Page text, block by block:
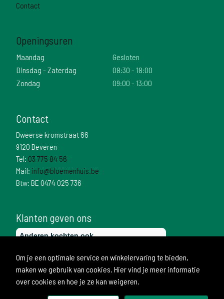
Contact
Openingsuren
Maandag
Gesloten
Dinsdag - Zaterdag
08:30 - 18:00
Zondag
09:00 - 13:00
Contact
Dweerse kromstraat 66
9120 Beveren
Tel: 03 775 84 56
Mail: info@bloemenhuis.be
Btw: BE 0474 025 736
Klanten geven ons
Om je een optimale service en winkelervaring te bieden,
maken we gebruik van cookies. Hier vind je meer informatie
over cookies en hoe je ze kan weigeren.